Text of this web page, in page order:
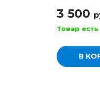
3 500
Товар
В